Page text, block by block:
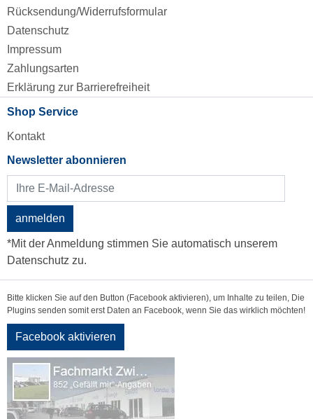
Rücksendung/Widerrufsformular
Datenschutz
Impressum
Zahlungsarten
Erklärung zur Barrierefreiheit
Shop Service
Kontakt
Newsletter abonnieren
anmelden
*Mit der Anmeldung stimmen Sie automatisch unserem
Datenschutz zu.
Bitte klicken Sie auf den Button (Facebook aktivieren), um Inhalte zu teilen, Die
Plugins senden somit erst Daten an Facebook, wenn Sie das wirklich möchten!
Facebook aktivieren